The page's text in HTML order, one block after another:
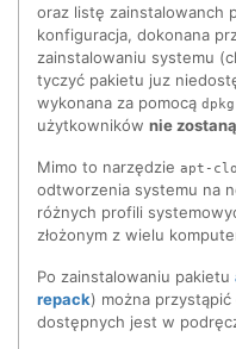
oraz listę zainstalowanch
konfiguracja, dokonana
zainstalowaniu systemu
tyczyć pakietu juz
wykonana za pomocą
użytkowników nie
Mimo to narzędzie apt-
odtworzenia systemu na
różnych profili
złożonym z wielu
Po zainstalowaniu pakietu
repack) można przystąpić
dostępnych jest w